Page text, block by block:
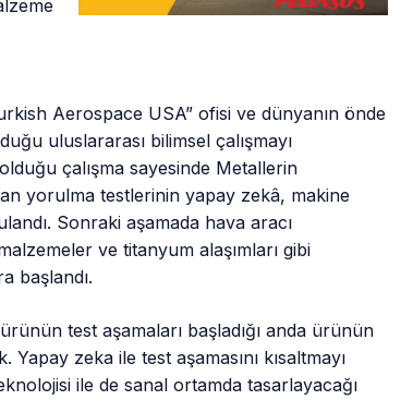
Aerospace USA” ofisi ve dünyanın önde
uluslararası bilimsel çalışmayı
çalışma sayesinde Metallerin
yorulma testlerinin yapay zekâ, makine
Sonraki aşamada hava aracı
ve titanyum alaşımları gibi
başlandı.
test aşamaları başladığı anda ürünün
zeka ile test aşamasını kısaltmayı
ile de sanal ortamda tasarlayacağı